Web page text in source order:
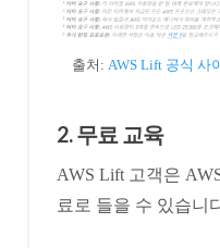
출처:AWS Lift 공식 사
2. 무료 교육
AWS Lift 고객은
료로 들을 수 있습니